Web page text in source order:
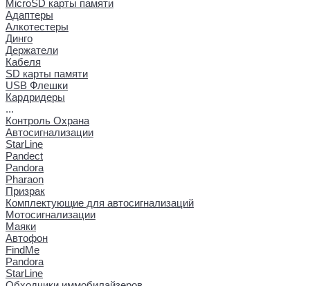
MicroSD карты памяти
Адаптеры
Алкотестеры
Динго
Держатели
Кабеля
SD карты памяти
USB Флешки
Кардридеры
...
Контроль Охрана
Автосигнализации
StarLine
Pandect
Pandora
Pharaon
Призрак
Комплектующие для автосигнализаций
Мотосигнализации
Маяки
Автофон
FindMe
Pandora
StarLine